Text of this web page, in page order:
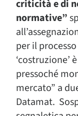
criticità e di
normative”
per il
‘costruzione’
pressoché
mercato” a
Datamat.